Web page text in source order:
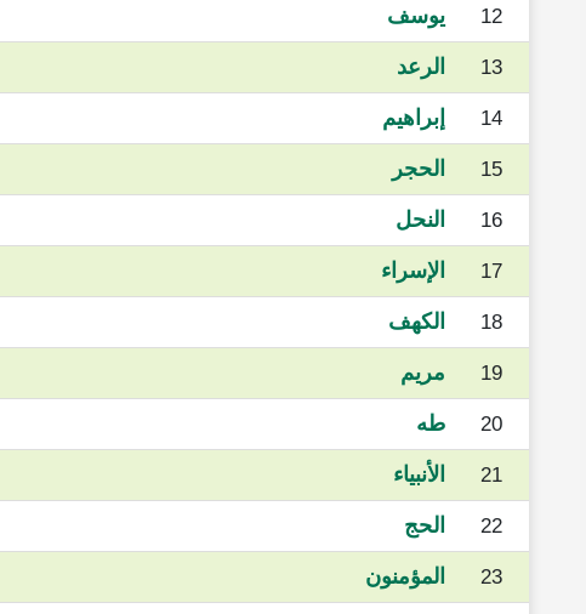
12 يوسف
13 الرعد
14 إبراهيم
15 الحجر
16 النحل
17 الإسراء
18 الكهف
19 مريم
20 طه
21 الأنبياء
22 الحج
23 المؤمنون